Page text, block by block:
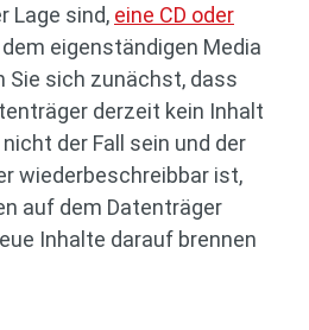
Lage sind, eine CD oder
eigenständigen Media
Sie sich zunächst, dass
derzeit kein Inhalt
der Fall sein und der
wiederbeschreibbar ist,
auf dem Datenträger
Inhalte darauf brennen